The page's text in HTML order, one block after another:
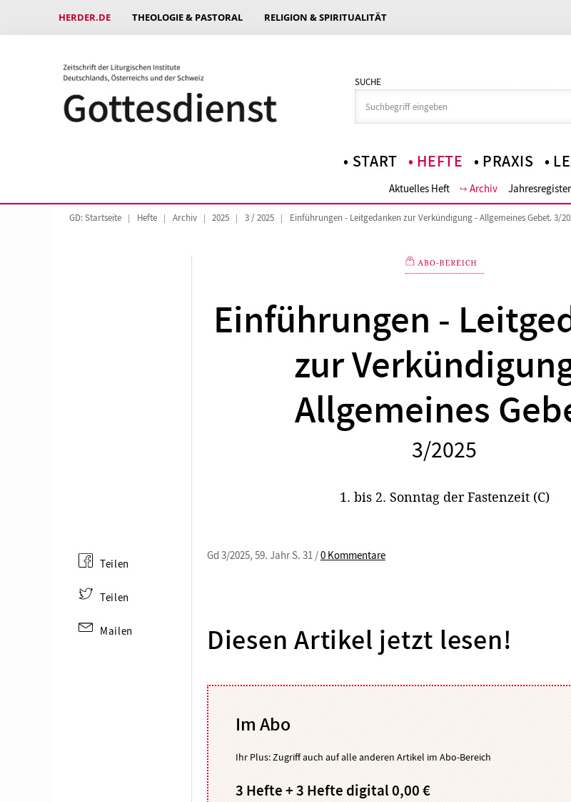
HERDER.DE THEOLOGIE & PASTORAL RELIGION & SPIRITUALITÄT
SUCHE
START HEFTE PRAXIS
Aktuelles Heft Archiv Jahresregister
GD: Startseite Hefte Archiv 2025 3 / 2025 Einführungen - Leitgedanken zur Verkündigung - Allgemeines Gebet. 3/
Einführungen -
zur
Allgemeines
:
3/2025
1. bis 2. Sonntag der Fastenzeit (C)
Gd 3/2025, 59. Jahr S. 31 /0 Kommentare
Diesen Artikel jetzt lesen!
Im Abo
Ihr Plus: Zugriff auch auf alle anderen Artikel im Abo-Bereich
3 Hefte + 3 Hefte digital 0,00 €
Teilen
Teilen
Mailen